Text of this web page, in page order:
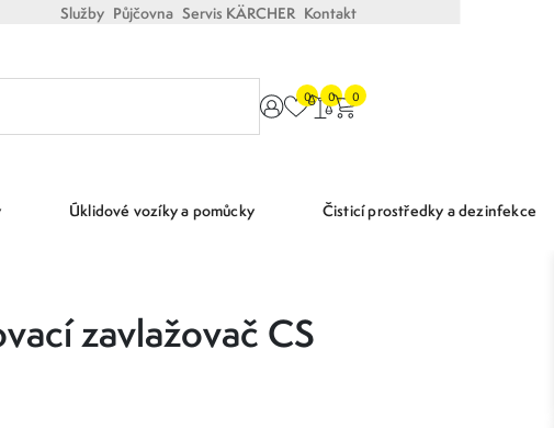
Služby Půjčovna Servis KÄRCHER Kontakt
0 0 0
Úklidové vozíky a pomůcky Čisticí prostředky a dezinfekce
zavlažovač CS